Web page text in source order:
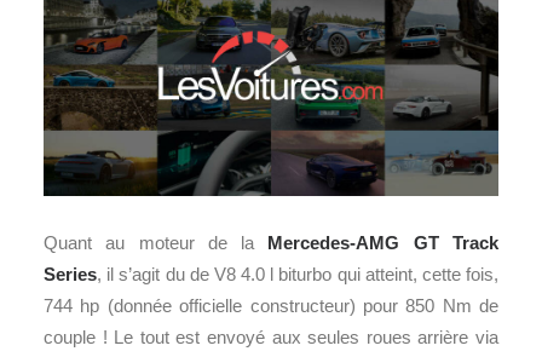
Quant au moteur de la Mercedes-AMG GT Track
Series, il s’agit du de V8 4.0 l biturbo qui atteint, cette fois,
744 hp (donnée officielle constructeur) pour 850 Nm de
couple ! Le tout est envoyé aux seules roues arrière via